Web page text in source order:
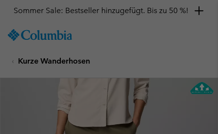
TO
SKIP
Sommer Sale: Bestseller hinzugefügt. Bis zu 50 %!
Kurze Wanderhosen